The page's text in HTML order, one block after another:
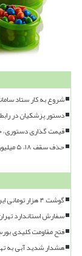
شروع به کار ستاد
دستور پزشکیان در رابطه با طلب ۴ میلیارد یورویی تامین
قیمت گذاری دستوری،
حذف سقف ۱۸، ۵ میلیون دلاری استانی برای واردات کالاهای اساسی از مرزها
گوشت ۴ هزار تومانی این گونه میلیونی قیمت خورد
سفارش استاندارد
فتح مقاومت کلیدی
هشدار شدید آبی به